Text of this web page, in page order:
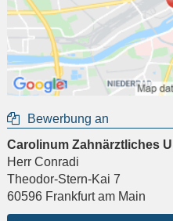
Bewerbung an
Carolinum Zahnärztliches
Herr Conradi
Theodor-Stern-Kai 7
60596 Frankfurt am Main